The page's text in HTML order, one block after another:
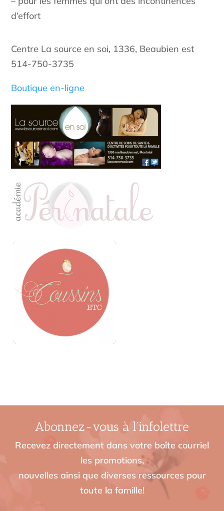
d’effort
Centre La source en soi, 1336, Beaubien est
514-750-3735
Boutique en-ligne
Abonnez-vous à l’infolettre
Recevez directement dans votre boîte courriel
les promotions,
nouvelles ainsi que diverses ressources pour
toute la famille!